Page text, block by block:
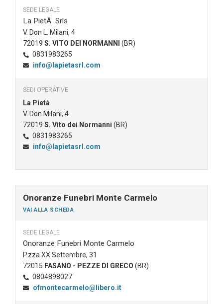
SEDE LEGALE
La PietÃ Srls
V. Don L. Milani, 4
72019 S. VITO DEI NORMANNI
(BR)
0831983265
info@lapietasrl.com
SEDI OPERATIVE
La Pietà
V. Don Milani, 4
72019 S. Vito dei Normanni (BR)
0831983265
info@lapietasrl.com
Onoranze Funebri Monte Carmelo
VAI ALLA SCHEDA
SEDE LEGALE
Onoranze Funebri Monte Carmelo
P.zza XX Settembre, 31
72015 FASANO - PEZZE DI GRECO (BR)
0804898027
ofmontecarmelo@libero.it